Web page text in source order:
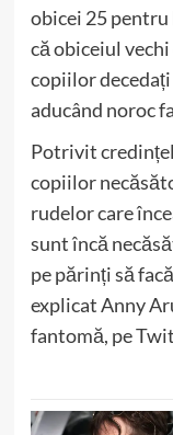
obicei 25 pentru
că obiceiul
copiilor
aducând noroc
Potrivit
copiilor
rudelor care
sunt încă
pe părinți să
explicat Anny
fantomă, pe